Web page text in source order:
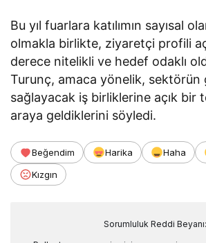
Bu yıl fuarlara katılımın sayısal
olmakla birlikte, ziyaretçi profili
derece nitelikli ve hedef odaklı
Turunç, amaca yönelik, sektörün
sağlayacak iş birliklerine açık bir
araya geldiklerini söyledi.
Beğendim Harika Haha
Kızgın
Sorumluluk Reddi Beyanı: